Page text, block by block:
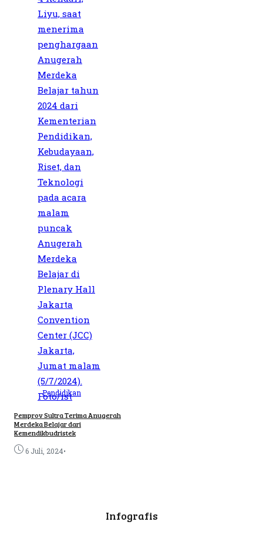
Pendidikan
Pemprov Sultra Terima Anugerah
Merdeka Belajar dari
Kemendikbudristek
6 Juli, 2024•
Infografis